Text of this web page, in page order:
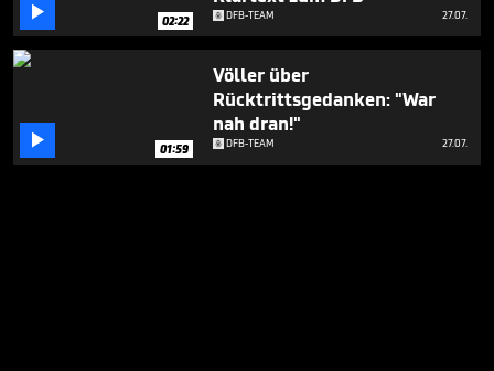
 02:22 DFB-TEAM 27.07.
 01:59
Völler über
Rücktrittsgedanken: "War
nah dran!"
DFB-TEAM 27.07.